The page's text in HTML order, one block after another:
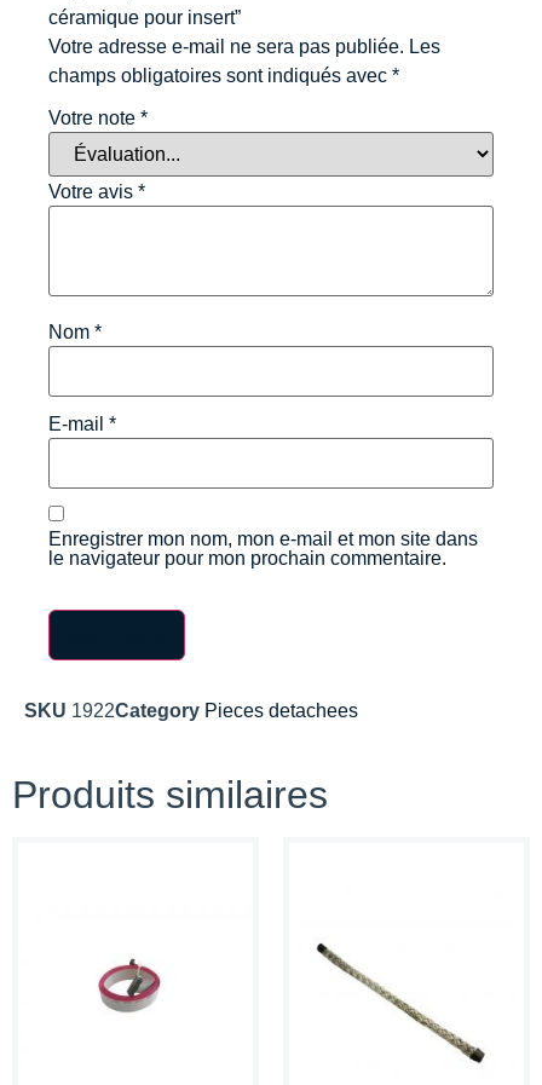
céramique pour insert”
Votre adresse e-mail ne sera pas publiée. Les
champs obligatoires sont indiqués avec *
Votre note *
Votre avis *
Nom *
E-mail *
Enregistrer mon nom, mon e-mail et mon site dans
le navigateur pour mon prochain commentaire.
SKU 1922Category Pieces detachees
Produits similaires